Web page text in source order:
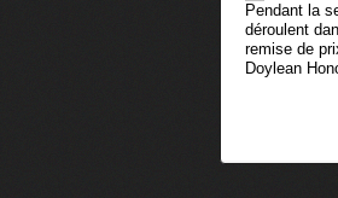
Pendant la
déroulent
remise de
Doylean